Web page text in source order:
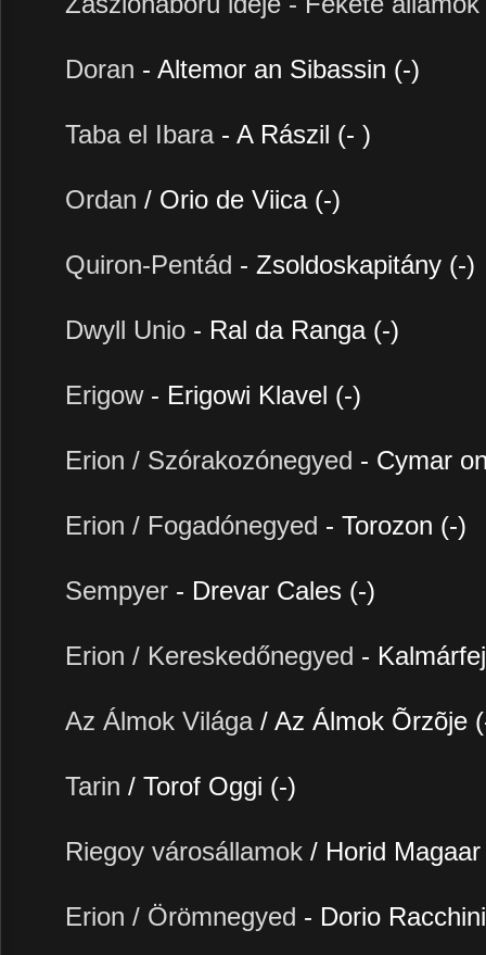
Doran - Altemor an Sibassin (-)
Taba el Ibara - A Rászil (- )
Ordan / Orio de Viica (-)
Quiron-Pentád - Zsoldoskapitány (-)
Dwyll Unio - Ral da Ranga (-)
Erigow - Erigowi Klavel (-)
Erion / Szórakozónegyed - Cymar
Erion / Fogadónegyed - Torozon (-)
Sempyer - Drevar Cales (-)
Erion / Kereskedőnegyed -
Az Álmok Világa / Az Álmok Õrzõje
Tarin / Torof Oggi (-)
Riegoy városállamok / Horid
Erion / Örömnegyed - Dorio